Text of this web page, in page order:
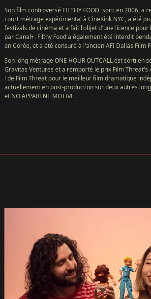
Son film controversé FILTHY FOOD, sorti en 2006, a
court métrage expérimental à CineKink NYC, a été
festivals de cinéma et a fait l'objet d'une licence
par Canal+. Filthy Food a également été interdit
en Corée, et a été censuré à l'ancien AFI Dallas Film
Son long métrage ONE HOUR OUTCALL est sorti en
Gravitas Ventures et a remporté le prix Film Threat's
! de Film Threat pour le meilleur film dramatique
actuellement en post-production sur deux autres
et NO APPARENT MOTIVE.